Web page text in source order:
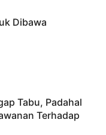
Dibawa
Tabu, Padahal
Terhadap